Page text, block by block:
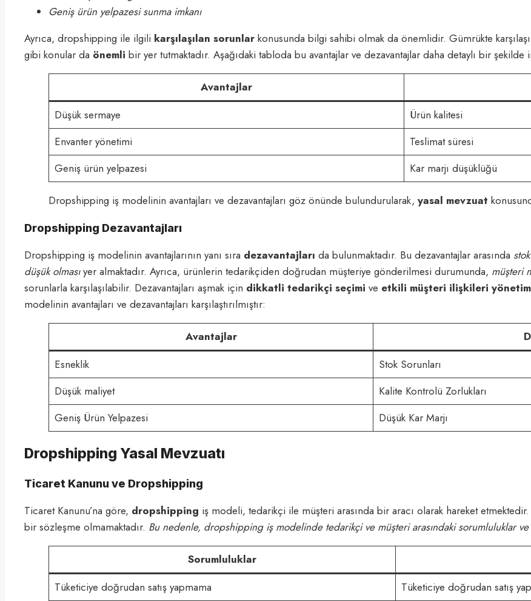
Geniş ürün yelpazesi sunma imkanı
Ayrıca, dropshipping ile ilgili karşılaşılan sorunlar konusunda bilgi sahibi olmak da önemlidir. Gümrükte
gibi konular da önemli bir yer tutmaktadır. Aşağıdaki tabloda bu avantajlar ve dezavantajlar daha detaylı bir
Avantajlar
Düşük sermaye
Ürün kalitesi
Envanter yönetimi
Teslimat süresi
Geniş ürün yelpazesi
Kar marjı düşüklüğü
Dropshipping iş modelinin avantajları ve dezavantajları göz önünde bulundurularak, yasal mevzuat
Dropshipping Dezavantajları
Dropshipping iş modelinin avantajlarının yanı sıra dezavantajları da bulunmaktadır. Bu dezavantajlar arasında
düşük olmasıyer almaktadır. Ayrıca, ürünlerin tedarikçiden doğrudan müşteriye gönderilmesi durumunda, müşteri
sorunlarla karşılaşılabilir. Dezavantajları aşmak için dikkatli tedarikçi seçimi ve etkili müşteri ilişkileri
modelinin avantajları ve dezavantajları karşılaştırılmıştır:
Avantajlar
Esneklik
Stok Sorunları
Düşük maliyet
Kalite Kontrolü Zorlukları
Geniş Ürün Yelpazesi
Düşük Kar Marjı
Dropshipping Yasal Mevzuatı
Ticaret Kanunu ve Dropshipping
Ticaret Kanunu’na göre, dropshipping iş modeli, tedarikçi ile müşteri arasında bir aracı olarak hareket
bir sözleşme olmamaktadır. Bu nedenle, dropshipping iş modelinde tedarikçi ve müşteri arasındaki sorumluluklar ve
Sorumluluklar
Tüketiciye doğrudan satış yapmama
Tüketiciye doğrudan satış